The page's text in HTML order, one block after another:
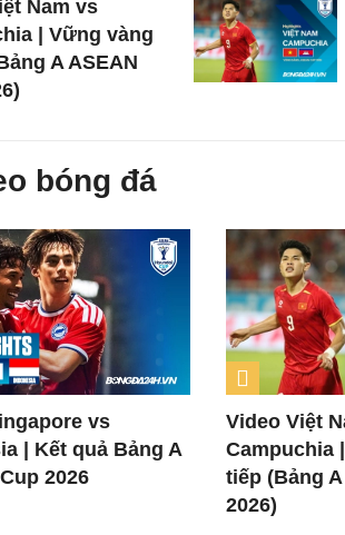
Nam vs
| Vững vàng
A ASEAN
bóng đá
vs
| Kết quả Bảng A
2026
Video Việt
Campuchia
tiếp (Bảng
2026)